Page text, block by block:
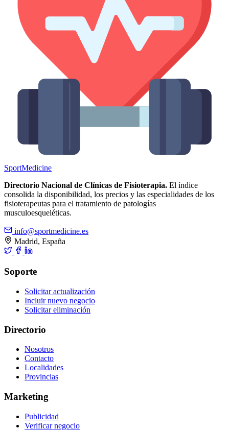
SportMedicine
Directorio Nacional de Clínicas de Fisioterapia. El índice
consolida la disponibilidad, los precios y las especialidades de los
fisioterapeutas para el tratamiento de patologías
musculoesqueléticas.
info@sportmedicine.es
Madrid, España
Soporte
Solicitar actualización
Incluir nuevo negocio
Solicitar eliminación
Directorio
Nosotros
Contacto
Localidades
Provincias
Marketing
Publicidad
Verificar negocio